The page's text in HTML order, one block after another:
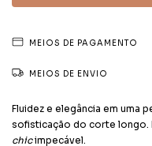
MEIOS DE PAGAMENTO
MEIOS DE ENVIO
Fluidez e elegância em uma
sofisticação do corte longo.
chicimpecável.